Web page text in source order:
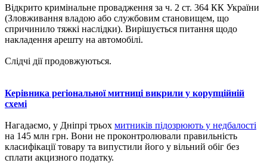
Відкрито кримінальне провадження за ч. 2 ст. 364 КК України
(Зловживання владою або службовим становищем, що
спричинило тяжкі наслідки). Вирішується питання щодо
накладення арешту на автомобілі.
Слідчі дії продовжуються.
Керівника регіональної митниці викрили у корупційній
схемі
Нагадаємо, у Дніпрі трьох митників підозрюють у недбалості
на 145 млн грн. Вони не проконтролювали правильність
класифікації товару та випустили його у вільний обіг без
сплати акцизного податку.